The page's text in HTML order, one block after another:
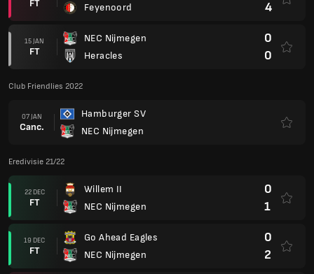
FT
Feyenoord
4
15 JAN
FT
NEC Nijmegen
Heracles
0
0
Club Friendlies 2022
07 JAN
Canc.
Hamburger SV
NEC Nijmegen
Eredivisie 21/22
22 DEC
FT
Willem II
NEC Nijmegen
0
1
19 DEC
FT
Go Ahead Eagles
NEC Nijmegen
0
2